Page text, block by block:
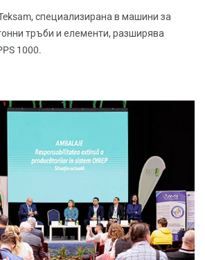
специализирана в машини за
тръби и елементи, разширява
1000.